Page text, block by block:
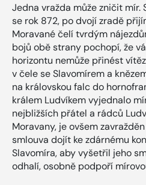
Jedna vražda může zničit mír.
se rok 872, po dvojí zradě
Moravané čelí tvrdým
bojů obě strany pochopí, že
horizontu nemůže přinést
v čele se Slavomírem a
na královskou falc do
králem Ludvíkem vyjednalo
nejbližších přátel a rádců
Moravany, je ovšem
smlouva dojít ke zdárnému
Slavomíra, aby vyšetřil jeho
odhalí, osobně podpoří